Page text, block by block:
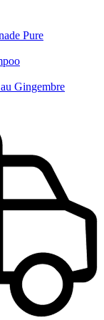
Pure
Gingembre